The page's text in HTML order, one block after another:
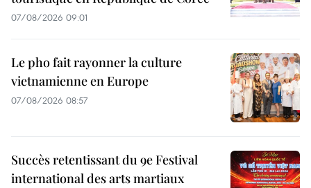
07/08/2026 09:01
Le pho fait rayonner la culture
vietnamienne en Europe
07/08/2026 08:57
Succès retentissant du 9e Festival
international des arts martiaux